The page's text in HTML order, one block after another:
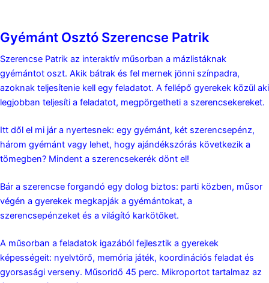
Gyémánt Osztó Szerencse Patrik
Szerencse Patrik az interaktív műsorban a mázlistáknak
gyémántot oszt. Akik bátrak és fel mernek jönni színpadra,
azoknak teljesítenie kell egy feladatot. A fellépő gyerekek közül aki
legjobban teljesíti a feladatot, megpörgetheti a szerencsekereket.
Itt dől el mi jár a nyertesnek: egy gyémánt, két szerencsepénz,
három gyémánt vagy lehet, hogy ajándékszórás következik a
tömegben? Mindent a szerencsekerék dönt el!
Bár a szerencse forgandó egy dolog biztos: parti közben, műsor
végén a gyerekek megkapják a gyémántokat, a
szerencsepénzeket és a világító karkötőket.
A műsorban a feladatok igazából fejlesztik a gyerekek
képességeit: nyelvtörő, memória játék, koordinációs feladat és
gyorsasági verseny. Műsoridő 45 perc. Mikroportot tartalmaz az